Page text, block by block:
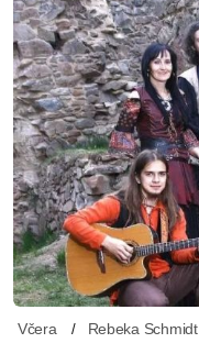
Včera Rebeka Schmidt